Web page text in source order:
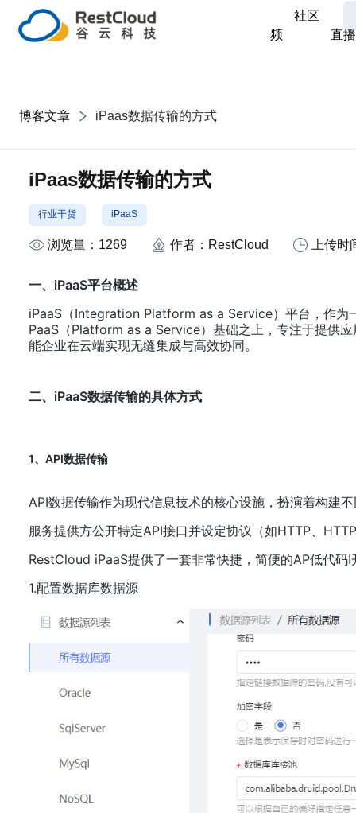
社区
频
直播
博客文章 iPaas数据传输的方式
iPaas数据传输的方式
行业干货 iPaaS
浏览量： 1269 作者： RestCloud 上传时
一、iPaaS平台概述
iPaaS（Integration Platform as a Service）平台，作
PaaS（Platform as a Service）基础之上，专注于提供
二、iPaaS数据传输的具体方式
1、API数据传输
API数据传输作为现代信息技术的核心设施，扮演着构建
服务提供方公开特定API接口并设定协议（如HTTP、
RestCloud iPaaS提供了一套非常快捷，简便的AP低代
1.配置数据库数据源